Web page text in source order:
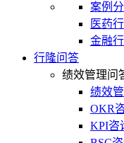
案例
医药
金融
行隆问答
绩效管理问
绩效
OKR
KPI咨